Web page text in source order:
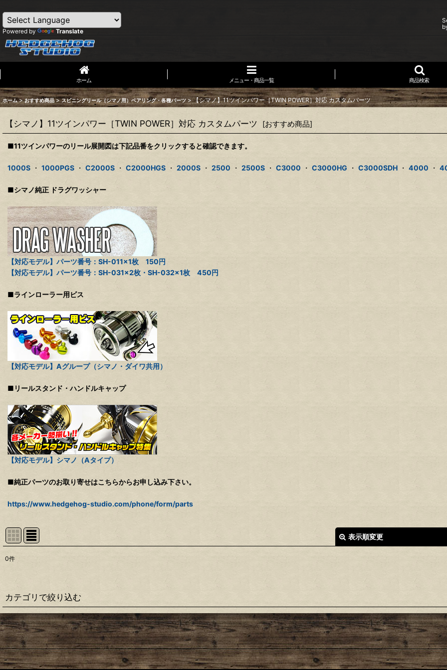
Powered by Translate
ホーム メニュー・商品一覧 商品検索
ホーム > おすすめ商品 > スピニングリール（シマノ用）ベアリング・各種パーツ > 【シマノ】11ツインパワー［TWIN POWER］対応 カスタムパーツ
【シマノ】11ツインパワー［TWIN POWER］対応 カスタムパーツ [おすすめ商品]
■11ツインパワーのリール展開図は下記品番をクリックすると確認できます。
1000S ・ 1000PGS ・ C2000S ・ C2000HGS ・ 2000S ・ 2500 ・ 2500S ・ C3000 ・ C3000HG ・ C3000SDH ・ 4000 ・
■シマノ純正 ドラグワッシャー
【対応モデル】パーツ番号：SH-011×1枚 150円
【対応モデル】パーツ番号：SH-031×2枚・SH-032×1枚 450円
■ラインローラー用ビス
【対応モデル】Aグループ（シマノ・ダイワ共用）
■リールスタンド・ハンドルキャップ
【対応モデル】シマノ（Aタイプ）
■純正パーツのお取り寄せはこちらからお申し込み下さい。
https://www.hedgehog-studio.com/phone/form/parts
表示順変更
並び順
絞り込む
0件
カテゴリで絞り込む
【シマノ】22ステラ［STELLA］対応 カスタムパーツ
【シマノ】18-19ステラ［STELLA］対応 カスタムパーツ
【シマノ】14ステラ［STELLA］対応 カスタムパーツ